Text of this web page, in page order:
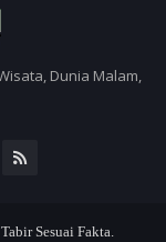
Dunia Malam,
Sesuai Fakta.